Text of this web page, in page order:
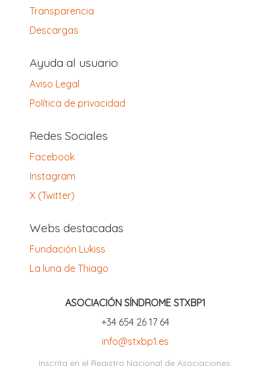
Transparencia
Descargas
Ayuda al usuario
Aviso Legal
Política de privacidad
Redes Sociales
Facebook
Instagram
X (Twitter)
Webs destacadas
Fundación Lukiss
La luna de Thiago
ASOCIACIÓN SÍNDROME STXBP1
‪+34 654 26 17 64‬
info@stxbp1.es
Inscrita en el Registro Nacional de Asociaciones: